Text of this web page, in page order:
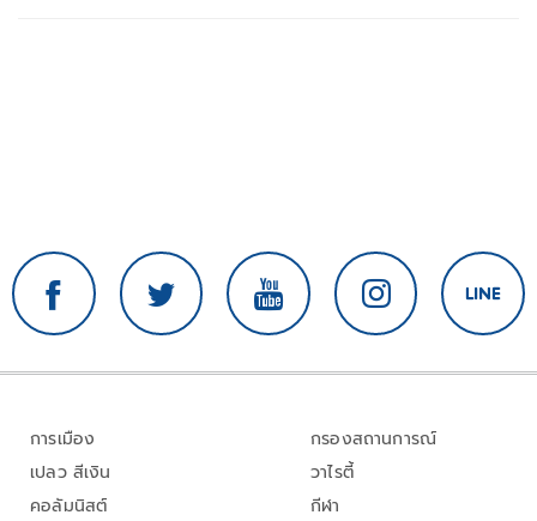
การเมือง
เปลว สีเงิน
คอลัมนิสต์
กรองสถานการณ์
วาไรตี้
กีฬา